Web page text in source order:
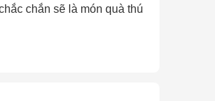
chắn sẽ là món quà thú